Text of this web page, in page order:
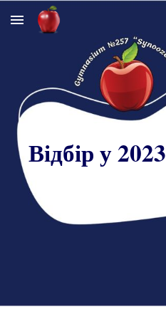
Skip to main content
Відбір у 2023